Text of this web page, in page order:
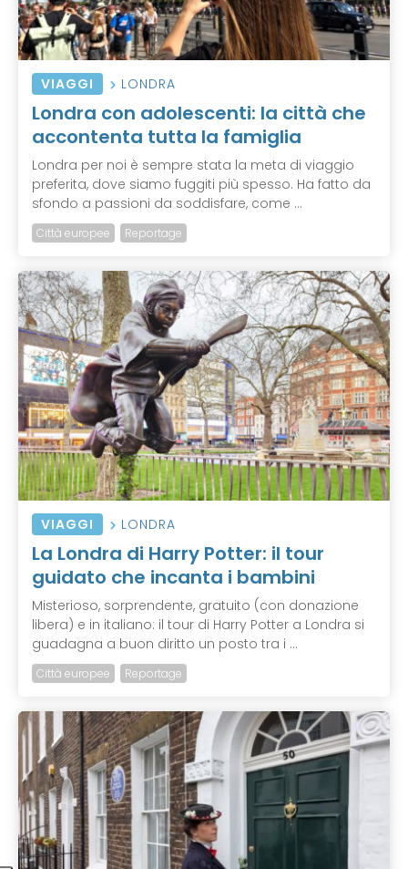
VIAGGI LONDRA
Londra con adolescenti: la città che
accontenta tutta la famiglia
Londra per noi è sempre stata la meta di viaggio
preferita, dove siamo fuggiti più spesso. Ha fatto da
sfondo a passioni da soddisfare, come ...
Città europee Reportage
VIAGGI LONDRA
La Londra di Harry Potter: il tour
guidato che incanta i bambini
Misterioso, sorprendente, gratuito (con donazione
libera) e in italiano: il tour di Harry Potter a Londra si
guadagna a buon diritto un posto tra i ...
Città europee Reportage